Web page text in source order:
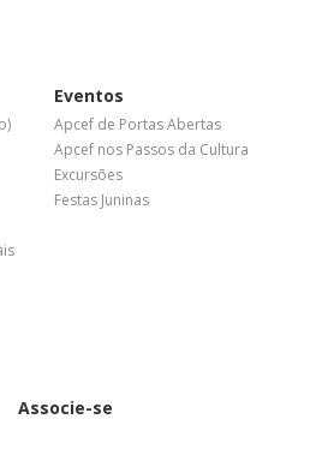
Eventos
Apcef de Portas Abertas
Apcef nos Passos da Cultura
Excursões
Festas Juninas
Associe-se